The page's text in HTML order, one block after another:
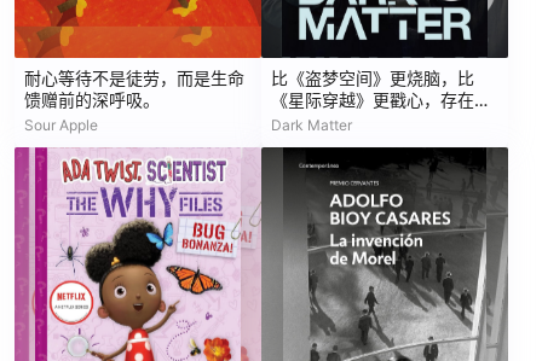
耐心等待不是徒劳，而是生命
馈赠前的深呼吸。
Sour Apple
比《盗梦空间》更烧脑，比
《星际穿越》更戳心，存在主
义科幻神作
Dark Matter